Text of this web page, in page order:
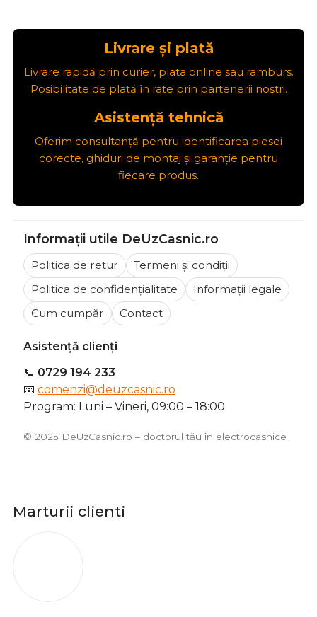
Livrare și plată
Livrare rapidă prin curier, plata online sau ramburs.
Posibilitate de plată în rate prin partenerii noștri.
Asistență tehnică
Oferim consultanță pentru identificarea piesei
corecte, ghiduri de montaj și garanție pentru
fiecare produs.
Informații utile DeUzCasnic.ro
Politica de retur
Termeni și condiții
Politica de confidențialitate
Informații legale
Cum cumpăr
Contact
Asistență clienți
📞 0729 194 233
📧 comenzi@deuzcasnic.ro
Program: Luni – Vineri, 09:00 – 18:00
©️ 2025 DeUzCasnic.ro – doctorul tău în electrocasnice
Marturii clienti